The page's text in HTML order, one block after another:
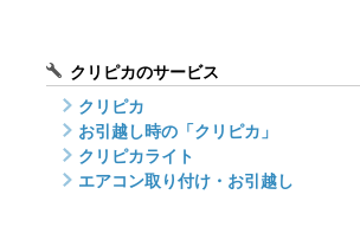
クリピカのサービス
クリピカ
お引越し時の「クリピカ」
クリピカライト
エアコン取り付け・お引越し